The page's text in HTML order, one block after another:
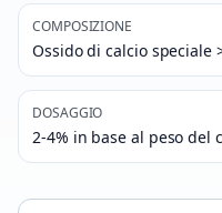
COMPOSIZIONE
Ossido di calcio speciale
DOSAGGIO
2-4% in base al peso del